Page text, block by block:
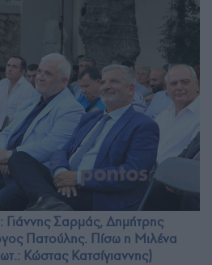
Γιάννης Σαρμάς, Δημήτρης
Πατούλης. Πίσω η Μιλένα
Κώστας Κατσίγιαννης)